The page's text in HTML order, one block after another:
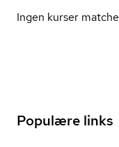
Ingen kurser
Populære links